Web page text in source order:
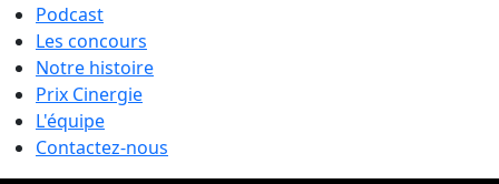
Podcast
Les concours
Notre histoire
Prix Cinergie
L'équipe
Contactez-nous